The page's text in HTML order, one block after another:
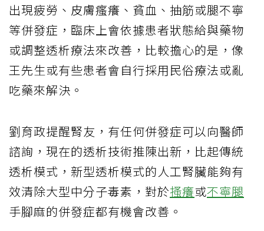
出現疲勞、皮膚瘙癢、貧血、抽筋或腿不寧
等併發症，臨床上會依據患者狀態給與藥物
或調整透析療法來改善，比較擔心的是，像
王先生或有些患者會自行採用民俗療法或亂
吃藥來解決。
劉育政提醒腎友，有任何併發症可以向醫師
諮詢，現在的透析技術推陳出新，比起傳統
透析模式，新型透析模式的人工腎臟能夠有
效清除大型中分子毒素，對於搔癢或不寧腿
手腳麻的併發症都有機會改善。